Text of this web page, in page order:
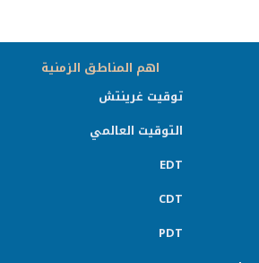
اهم المناطق الزمنية
توقيت غرينتش
التوقيت العالمي
EDT
CDT
PDT